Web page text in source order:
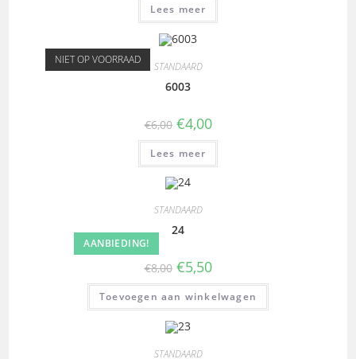
Lees meer
NIET OP VOORRAAD STANDAARD
6003
€6,00 €4,00
Lees meer
AANBIEDING!
STANDAARD
24
€8,00 €5,50
Toevoegen aan winkelwagen
STANDAARD